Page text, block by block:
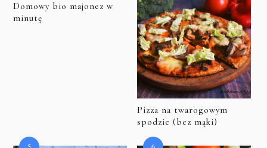
Domowy bio majonez w
minutę
Pizza na twarogowym
spodzie (bez mąki)